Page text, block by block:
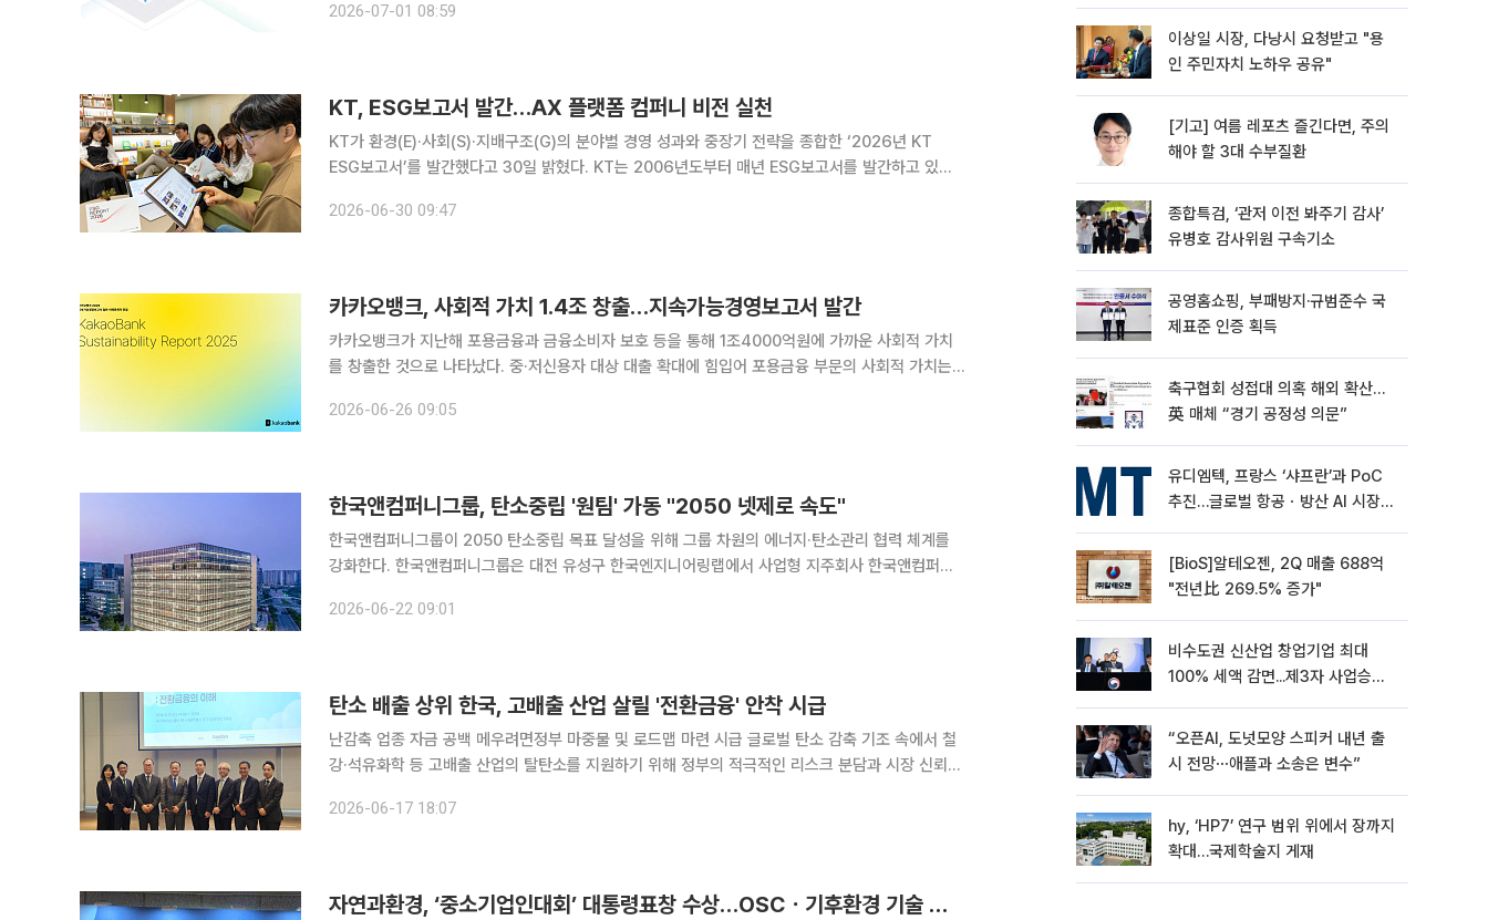
‘2026년 지속가능경영보고서’를 홈페이지에 공개했다고 밝
2026-07-01 08:59
KT, ESG보고서 발간…AX 플랫폼 컴퍼니 비전 실천
KT가 환경(E)·사회(S)·지배구조(G)의 분야별 경영 성과와 중장기 전략을 종합한 ‘2026년 KT
ESG보고서’를 발간했다고 30일 밝혔다. KT는 2006년도부터 매년 ESG보고서를 발간하고 있다.
있다. 이번 보고서에는 GRI Standards,
2026-06-30 09:47
카카오뱅크, 사회적 가치 1.4조 창출…지속가능경영보고서 발간
카카오뱅크가 지난해 포용금융과 금융소비자 보호 등을 통해 1조4000억원에 가까운 사회적 가치
를 창출한 것으로 나타났다. 중·저신용자 대상 대출 확대에 힘입어 포용금융 부문의 사회적 가치는 1
조) 추진 방향을 담은 '2025 지속가능경영보고서'를 발간했다
2026-06-26 09:05
한국앤컴퍼니그룹, 탄소중립 '원팀' 가동 "2050 넷제로 속도"
한국앤컴퍼니그룹이 2050 탄소중립 목표 달성을 위해 그룹 차원의 에너지·탄소관리 협력 체계를
강화한다. 한국앤컴퍼니그룹은 대전 유성구 한국엔지니어링랩에서 사업형 지주회사 한국앤컴퍼니
2026-06-22 09:01
탄소 배출 상위 한국, 고배출 산업 살릴 '전환금융' 안착 시급
난감축 업종 자금 공백 메우려면정부 마중물 및 로드맵 마련 시급 글로벌 탄소 감축 기조 속에서 철
강·석유화학 등 고배출 산업의 탈탄소를 지원하기 위해 정부의 적극적인 리스크 분담과 시장 신뢰를
17일 오후 2시 서울 중구 대신343에서 DNV와 함께 '탄
2026-06-17 18:07
자연과환경, ‘중소기업인대회’ 대통령표창 수상…OSCㆍ기후환경 기술 인정
이상일 시장, 다낭시 요청받고 "용
인 주민자치 노하우 공유"
[기고] 여름 레포츠 즐긴다면, 주의
해야 할 3대 수부질환
종합특검, ‘관저 이전 봐주기 감사’
유병호 감사위원 구속기소
공영홈쇼핑, 부패방지·규범준수 국
제표준 인증 획득
축구협회 성접대 의혹 해외 확산…
英 매체 “경기 공정성 의문”
유디엠텍, 프랑스 ‘샤프란’과 PoC
추진…글로벌 항공ㆍ방산 AI 시장
[BioS]알테오젠, 2Q 매출 688억
"전년比 269.5% 증가"
비수도권 신산업 창업기업 최대
100% 세액 감면...제3자 사업승계
“오픈AI, 도넛모양 스피커 내년 출
시 전망⋯애플과 소송은 변수”
hy, ‘HP7’ 연구 범위 위에서 장까지
확대…국제학술지 게재